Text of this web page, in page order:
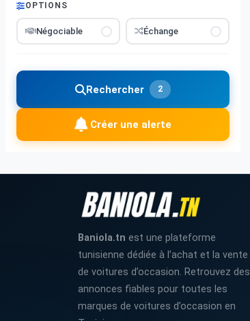
OPTIONS
Négociable Échange
Rechercher 2
Créer une alerte
Baniola.tn est une plateforme
tunisienne dédiée à l’achat et la vente
de voitures d’occasion. Retrouvez des
annonces fiables pour toutes les
marques de voitures d’occasion en